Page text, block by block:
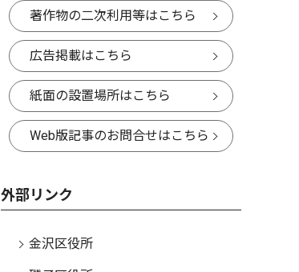
著作物の二次利用等はこちら
広告掲載はこちら
紙面の設置場所はこちら
Web版記事のお問合せはこちら
外部リンク
金沢区役所